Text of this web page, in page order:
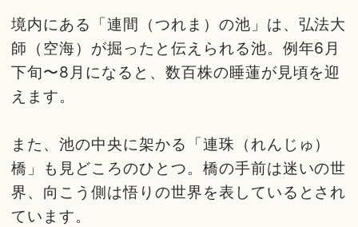
境内にある「連間（つれま）の池」は、弘法大
師（空海）が掘ったと伝えられる池。例年6月
下旬〜8月になると、数百株の睡蓮が見頃を迎
えます。
また、池の中央に架かる「連珠（れんじゅ）
橋」も見どころのひとつ。橋の手前は迷いの世
界、向こう側は悟りの世界を表しているとされ
ています。